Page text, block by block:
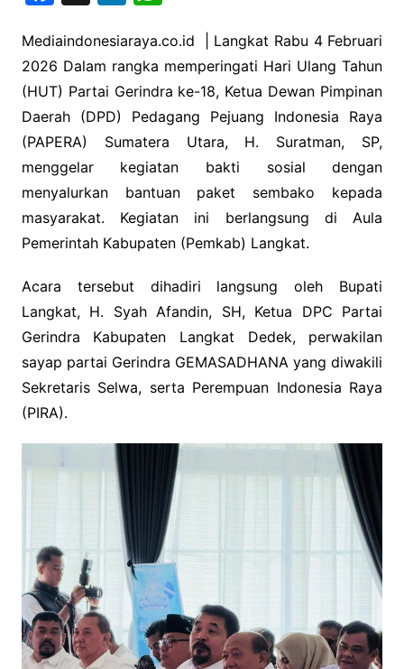
c
e
b
o
o
k
k
e
dI
n
at
s
A
p
p
Mediaindonesiaraya.co.id | Langkat Rabu 4 Februari
2026 Dalam rangka memperingati Hari Ulang Tahun
(HUT) Partai Gerindra ke-18, Ketua Dewan Pimpinan
Daerah (DPD) Pedagang Pejuang Indonesia Raya
(PAPERA) Sumatera Utara, H. Suratman, SP,
menggelar kegiatan bakti sosial dengan
menyalurkan bantuan paket sembako kepada
masyarakat. Kegiatan ini berlangsung di Aula
Pemerintah Kabupaten (Pemkab) Langkat.
Acara tersebut dihadiri langsung oleh Bupati
Langkat, H. Syah Afandin, SH, Ketua DPC Partai
Gerindra Kabupaten Langkat Dedek, perwakilan
sayap partai Gerindra GEMASADHANA yang diwakili
Sekretaris Selwa, serta Perempuan Indonesia Raya
(PIRA).